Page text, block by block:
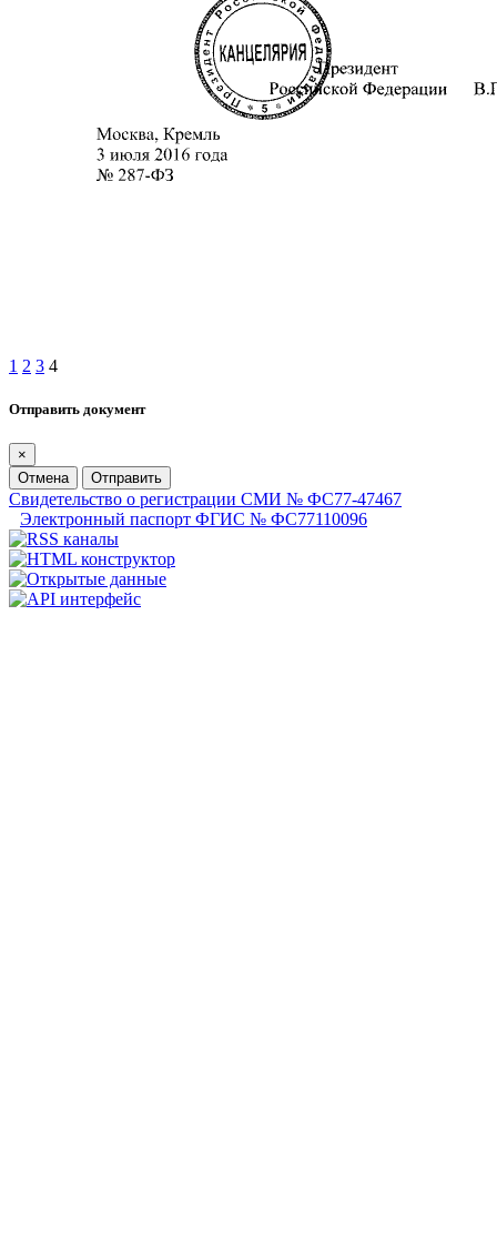
1 2 3 4
Отправить документ
×
Отмена
Отправить
Свидетельство о регистрации СМИ № ФС77-47467
Электронный паспорт ФГИС № ФС77110096